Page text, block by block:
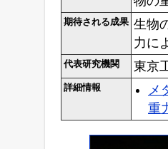
期待される成果 生物
力に
代表研究機関 東京
詳細情報
メ
重